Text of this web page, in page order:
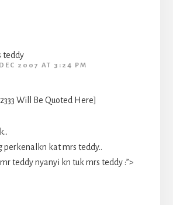
teddy
2007 AT 3:24 PM
Will Be Quoted Here]
perkenalkn kat mrs teddy..
teddy nyanyi kn tuk mrs teddy :”>